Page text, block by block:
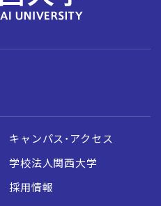
キャンパス・アクセス
学校法人関西大学
採用情報